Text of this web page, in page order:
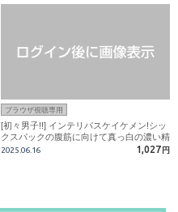
ブラウザ視聴専用
[初々男子!!] インテリバスケイケメン!シッ
クスパックの腹筋に向けて真っ白の濃い精
子を放出!!
2025.06.16 1,027 円